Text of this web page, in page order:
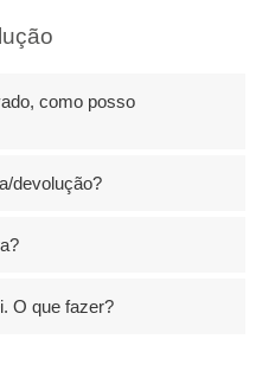
como posso
devolução?
O que fazer?